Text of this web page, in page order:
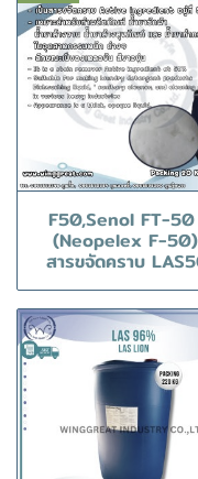
F50,Senol FT-
(Neopelex F-
สารขจัดคราบ